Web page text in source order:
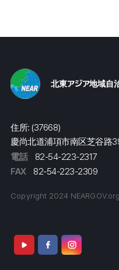
北東アジア地域自
住所: (37668)
慶尚北道浦項市南区芝谷路
電話
82-54-223-2317
FAX
82-54-223-2309
Copyright 2024